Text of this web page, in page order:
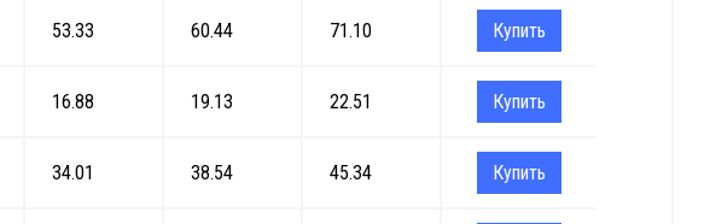
53.33 60.44 71.10 Купить
16.88 19.13 22.51 Купить
34.01 38.54 45.34 Купить